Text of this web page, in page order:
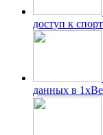
доступ к
данных в